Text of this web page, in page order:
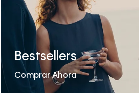
Bestsellers
Comprar Ahora